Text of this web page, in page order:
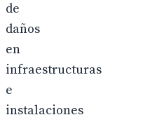
de
daños
en
infraestructuras
e
instalaciones